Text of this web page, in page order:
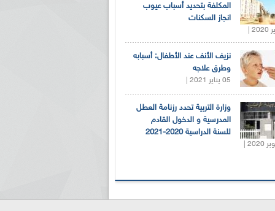
المكلفة بتحديد أسباب عيوب
انجاز السكنات
نزيف الأنف عند الأطفال: أسبابه
وطرق علاجه
05 يناير 2021 |
وزارة التربية تحدد رزنامة العطل
المدرسية و الدخول القادم
للسنة الدراسية 2020-2021